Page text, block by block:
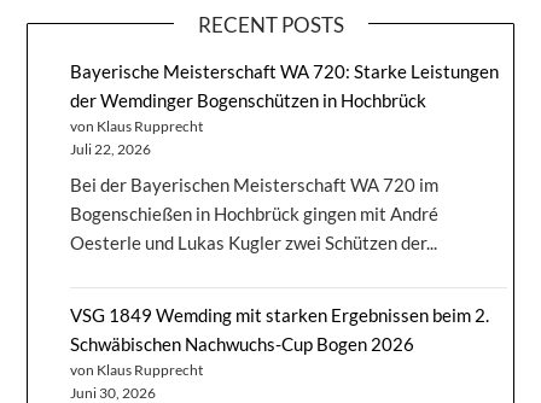
RECENT POSTS
Bayerische Meisterschaft WA 720: Starke Leistungen
der Wemdinger Bogenschützen in Hochbrück
von Klaus Rupprecht
Juli 22, 2026
Bei der Bayerischen Meisterschaft WA 720 im
Bogenschießen in Hochbrück gingen mit André
Oesterle und Lukas Kugler zwei Schützen der...
VSG 1849 Wemding mit starken Ergebnissen beim 2.
Schwäbischen Nachwuchs-Cup Bogen 2026
von Klaus Rupprecht
Juni 30, 2026